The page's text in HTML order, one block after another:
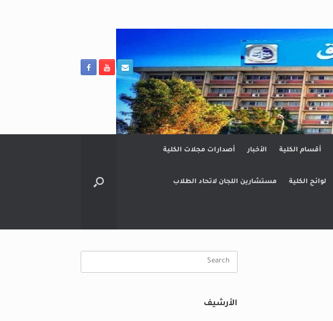
أقسام الكلية الأخبار أصدارات مجلات الكلية
لوائح الكلية مستشارين اللجان لاتحاد الطلاب
Search
الأرشيف